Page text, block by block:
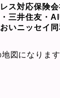
ス対応保険
三井住友・
いニッセイ同
図になります